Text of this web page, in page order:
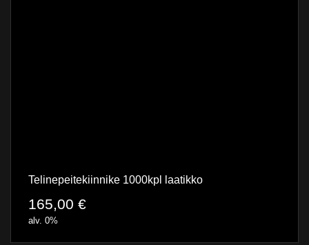
Telinepeitekiinnike 1000kpl laatikko
165,00 €
alv. 0%